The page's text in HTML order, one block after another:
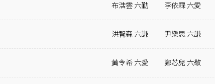
布浩雲 六勤 李依霖 六愛
洪智森 六謙 尹樂思 六謙
黃令希 六愛 鄭芯兒 六敬